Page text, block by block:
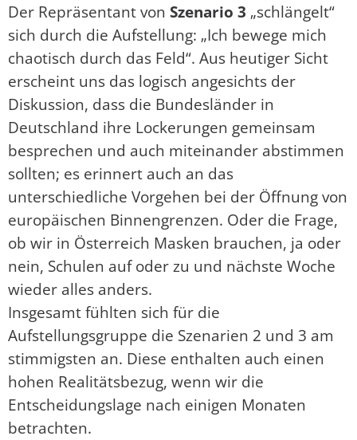
Der Repräsentant von Szenario 3 „schlängelt“
sich durch die Aufstellung: „Ich bewege mich
chaotisch durch das Feld“. Aus heutiger Sicht
erscheint uns das logisch angesichts der
Diskussion, dass die Bundesländer in
Deutschland ihre Lockerungen gemeinsam
besprechen und auch miteinander abstimmen
sollten; es erinnert auch an das
unterschiedliche Vorgehen bei der Öffnung von
europäischen Binnengrenzen. Oder die Frage,
ob wir in Österreich Masken brauchen, ja oder
nein, Schulen auf oder zu und nächste Woche
wieder alles anders.
Insgesamt fühlten sich für die
Aufstellungsgruppe die Szenarien 2 und 3 am
stimmigsten an. Diese enthalten auch einen
hohen Realitätsbezug, wenn wir die
Entscheidungslage nach einigen Monaten
betrachten.